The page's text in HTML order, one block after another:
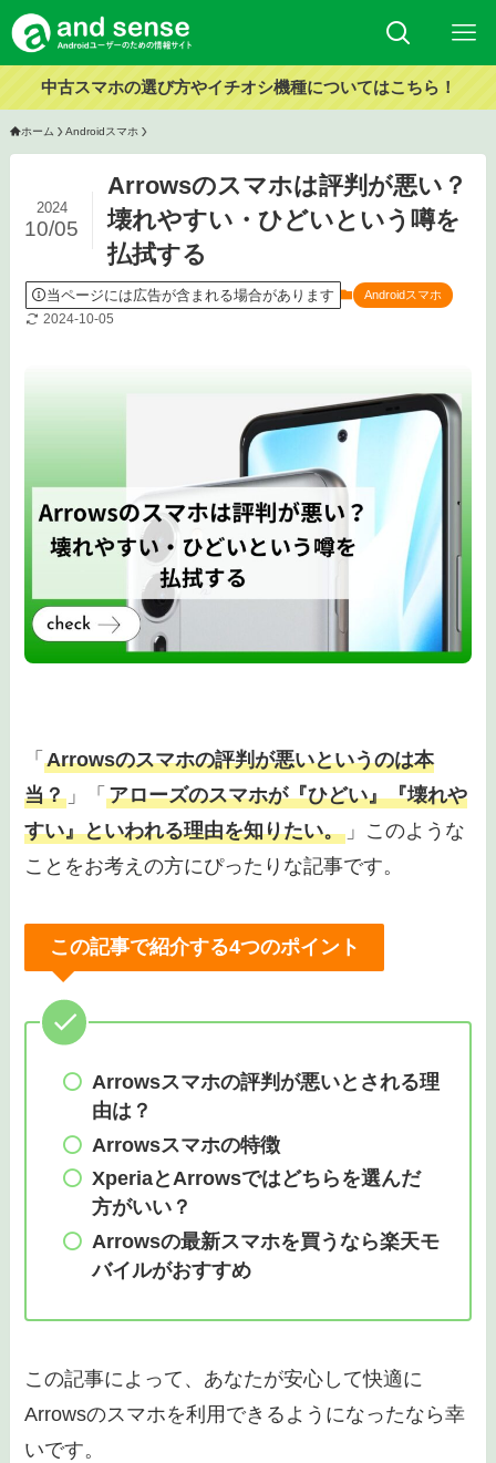
中古スマホの選び方やイチオシ機種についてはこちら！
ホーム Androidスマホ
Arrowsのスマホは評判が悪い？
壊れやすい・ひどいという噂を
払拭する
2024
10/05
当ページには広告が含まれる場合があります Androidスマホ
2024-10-05
「Arrowsのスマホの評判が悪いというのは本
当？ 」「アローズのスマホが『ひどい』『壊れや
すい』といわれる理由を知りたい。 」このような
ことをお考えの方にぴったりな記事です。
この記事で紹介する4つのポイント
Arrowsスマホの評判が悪いとされる理
由は？
Arrowsスマホの特徴
XperiaとArrowsではどちらを選んだ
方がいい？
Arrowsの最新スマホを買うなら楽天モ
バイルがおすすめ
この記事によって、あなたが安心して快適に
Arrowsのスマホを利用できるようになったなら幸
いです。